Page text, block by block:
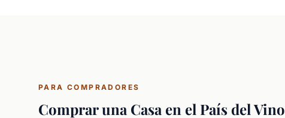
PARA COMPRADORES
Comprar una Casa en el País del Vino